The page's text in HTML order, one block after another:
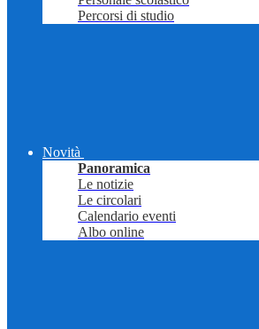
Percorsi di studio
Novità
Panoramica
Le notizie
Le circolari
Calendario eventi
Albo online